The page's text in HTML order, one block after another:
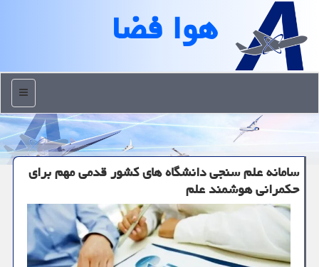
هوا فضا
منو
سامانه علم سنجی دانشگاه های کشور قدمی مهم برای
حکمرانی هوشمند علم